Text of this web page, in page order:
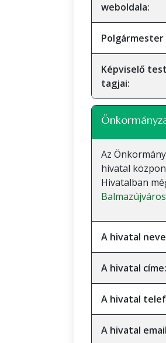
weboldala:
Polgármester
Képviselő
tagjai:
Az
hivatal
Hivatalban
Balmazújváros
A hivatal
A hivatal címe:
A hivatal
A hivatal